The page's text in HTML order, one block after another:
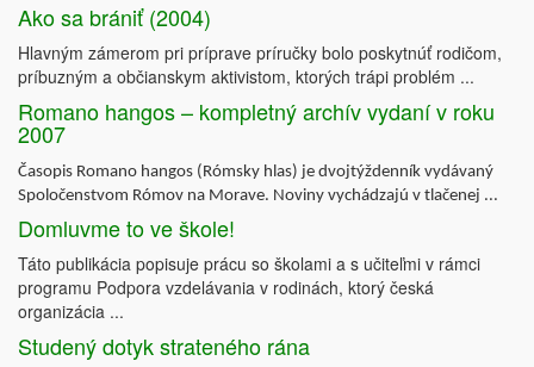
Ako sa brániť (2004)
Hlavným zámerom pri príprave príručky bolo poskytnúť rodičom,
príbuzným a občianskym aktivistom, ktorých trápi problém ...
Romano hangos – kompletný archív vydaní v roku
2007
Časopis Romano hangos (Rómsky hlas) je dvojtýždenník vydávaný
Spoločenstvom Rómov na Morave. Noviny vychádzajú v tlačenej ...
Domluvme to ve škole!
Táto publikácia popisuje prácu so školami a s učiteľmi v rámci
programu Podpora vzdelávania v rodinách, ktorý česká
organizácia ...
Studený dotyk strateného rána